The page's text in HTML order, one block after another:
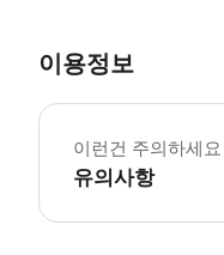
이용정보
이런건 주의하세요
유의사항